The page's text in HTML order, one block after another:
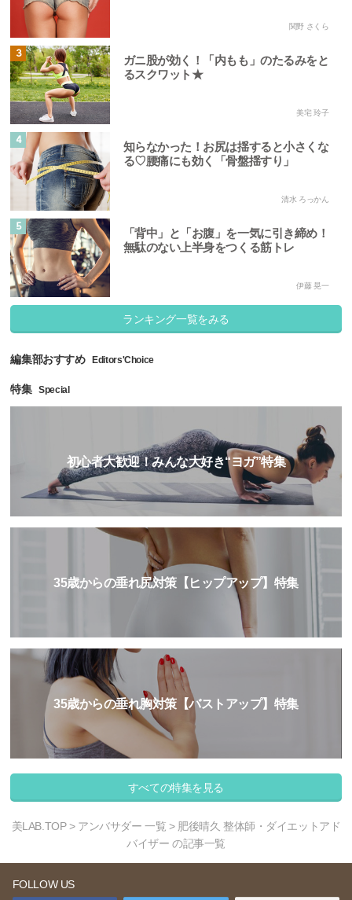
関野 さくら
3
ガニ股が効く！「内もも」のたるみをと
るスクワット★
美宅 玲子
4
知らなかった！お尻は揺すると小さくな
る♡腰痛にも効く「骨盤揺すり」
清水 ろっかん
5
「背中」と「お腹」を一気に引き締め！
無駄のない上半身をつくる筋トレ
伊藤 晃一
ランキング一覧をみる
編集部おすすめ Editors'Choice
特集 Special
初心者大歓迎！みんな大好き“ヨガ”特集
35歳からの垂れ尻対策【ヒップアップ】特集
35歳からの垂れ胸対策【バストアップ】特集
すべての特集を見る
美LAB.TOP> アンバサダー 一覧 > 肥後晴久 整体師・ダイエットアド
バイザー の記事一覧
FOLLOW US